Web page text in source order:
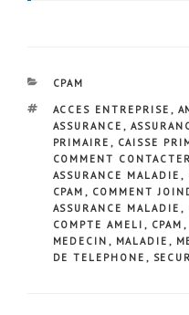
CATÉGORIES
CPAM
ÉTIQUETTES
ACCES ENTREPRISE ,
ASSURANCE ,
PRIMAIRE , CAISSE
COMMENT
ASSURANCE MALADIE ,
CPAM , COMMENT
ASSURANCE MALADIE ,
COMPTE AMELI , CPAM ,
MEDECIN , MALADIE ,
DE TELEPHONE ,